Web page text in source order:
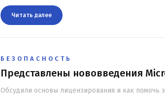
Читать далee
БЕЗОПАСНОСТЬ
Представлены нововведения
Обсудили основы лицензирования и как помочь